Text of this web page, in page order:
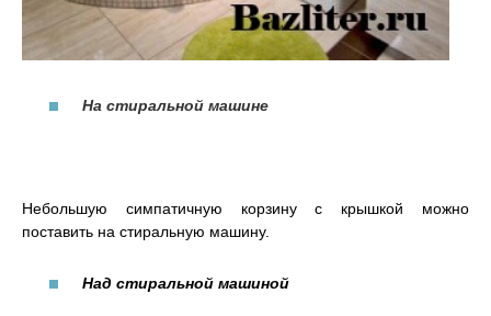
На стиральной машине
Небольшую симпатичную корзину с крышкой можно
поставить на стиральную машину.
Над стиральной машиной